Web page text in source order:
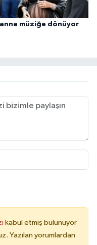
müziğe dönüyor
kabul etmiş bulunuyor
Yazılan yorumlardan